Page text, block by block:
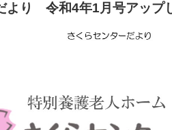
より 令和4年1月号アップ